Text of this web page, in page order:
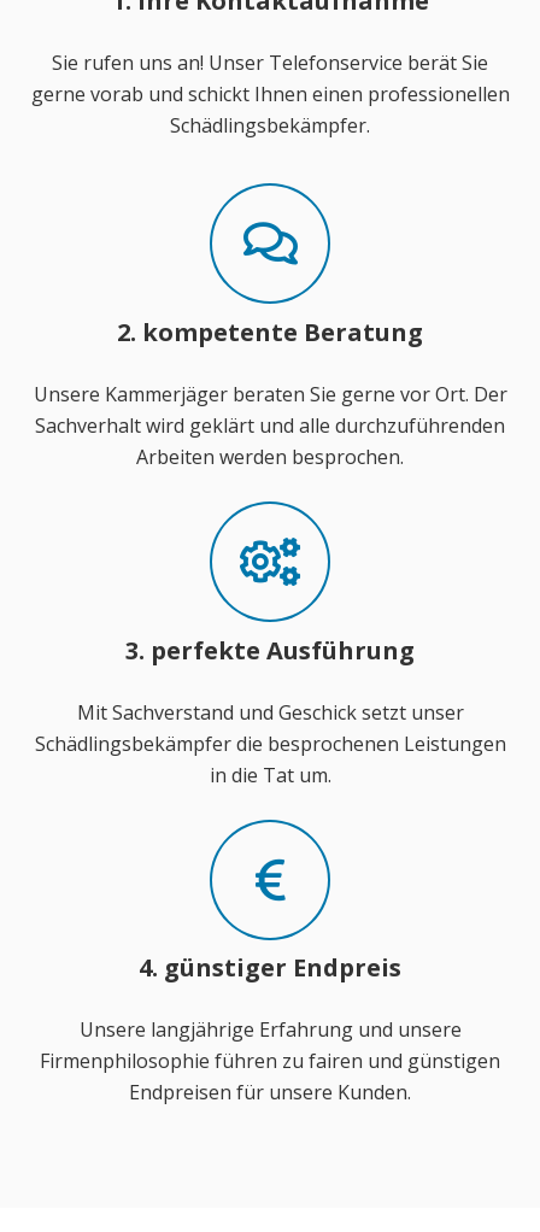
Sie rufen uns an! Unser Telefonservice berät Sie
gerne vorab und schickt Ihnen einen professionellen
Schädlingsbekämpfer.
2. kompetente Beratung
Unsere Kammerjäger beraten Sie gerne vor Ort. Der
Sachverhalt wird geklärt und alle durchzuführenden
Arbeiten werden besprochen.
3. perfekte Ausführung
Mit Sachverstand und Geschick setzt unser
Schädlingsbekämpfer die besprochenen Leistungen
in die Tat um.
4. günstiger Endpreis
Unsere langjährige Erfahrung und unsere
Firmenphilosophie führen zu fairen und günstigen
Endpreisen für unsere Kunden.